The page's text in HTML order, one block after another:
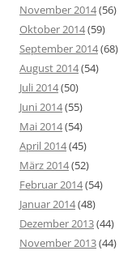
November 2014(56)
Oktober 2014(59)
September 2014(68)
August 2014(54)
Juli 2014(50)
Juni 2014(55)
Mai 2014(54)
April 2014(45)
März 2014(52)
Februar 2014(54)
Januar 2014(48)
Dezember 2013(44)
November 2013(44)